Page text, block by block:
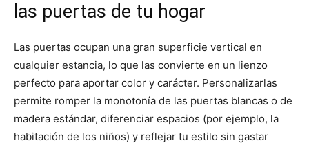
las puertas de tu hogar
Las puertas ocupan una gran superficie vertical en
cualquier estancia, lo que las convierte en un lienzo
perfecto para aportar color y carácter. Personalizarlas
permite romper la monotonía de las puertas blancas o de
madera estándar, diferenciar espacios (por ejemplo, la
habitación de los niños) y reflejar tu estilo sin gastar